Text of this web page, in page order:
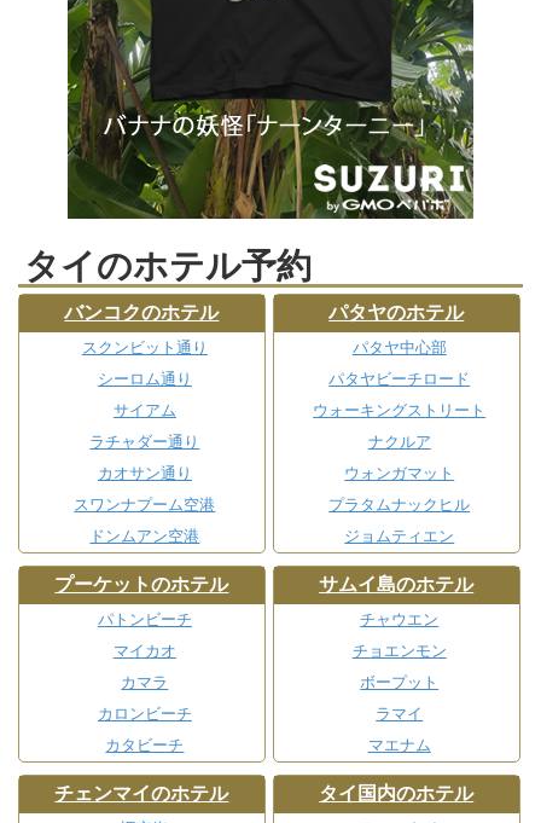
タイのホテル予約
バンコクのホテル
スクンビット通り
シーロム通り
サイアム
ラチャダー通り
カオサン通り
スワンナプーム空港
ドンムアン空港
パタヤのホテル
パタヤ中心部
パタヤビーチロード
ウォーキングストリート
ナクルア
ウォンガマット
プラタムナックヒル
ジョムティエン
プーケットのホテル
パトンビーチ
マイカオ
カマラ
カロンビーチ
カタビーチ
サムイ島のホテル
チャウエン
チョエンモン
ボープット
ラマイ
マエナム
チェンマイのホテル タイ国内のホテル